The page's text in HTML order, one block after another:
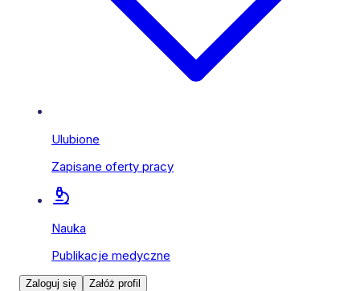
Ulubione
Zapisane oferty pracy
Nauka
Publikacje medyczne
Zaloguj się Załóż profil